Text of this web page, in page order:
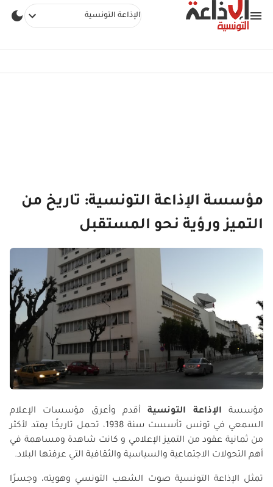
الإذاعة التونسية
مؤسسة الإذاعة التونسية: تاريخ من
التميز ورؤية نحو المستقبل
مؤسسة الإذاعة التونسيةأقدم وأعرق مؤسسات الإعلام
السمعي في تونس تأسست سنة 1938، تحمل تاريخًا يمتد لأكثر
من ثمانية عقود من التميز الإعلامي و كانت شاهدة ومساهمة في
أهم التحولات الاجتماعية والسياسية والثقافية التي عرفتها البلاد.
تمثل الإذاعة التونسية صوت الشعب التونسي وهويته، وجسرًا